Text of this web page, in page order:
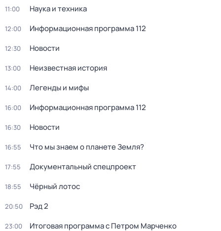
11:00 Наука и техника
12:00 Информационная программа 112
12:30 Новости
13:00 Неизвестная история
14:00 Легенды и мифы
16:00 Информационная программа 112
16:30 Новости
16:55 Что мы знаем о планете Земля?
17:55 Докyментальный cпецпроект
18:55 Чёрный лотос
20:50 Рэд 2
23:00 Итоговая программа с Петром Марченко